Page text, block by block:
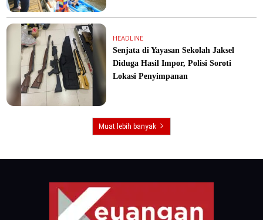
HEADLINE
Senjata di Yayasan Sekolah Jaksel
Diduga Hasil Impor, Polisi Soroti
Lokasi Penyimpanan
Muat lebih banyak